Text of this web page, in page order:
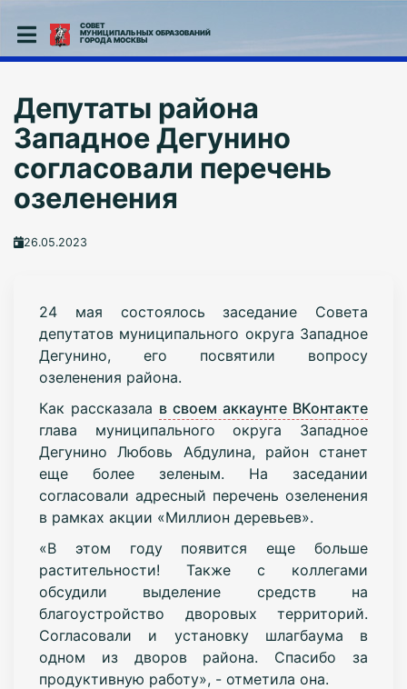
СОВЕТ
МУНИЦИПАЛЬНЫХ ОБРАЗОВАНИЙ
ГОРОДА МОСКВЫ
Депутаты района
Западное Дегунино
согласовали перечень
озеленения
26.05.2023
24 мая состоялось заседание Совета
депутатов муниципального округа Западное
Дегунино, его посвятили вопросу
озеленения района.
Как рассказала в своем аккаунте ВКонтакте
глава муниципального округа Западное
Дегунино Любовь Абдулина, район станет
еще более зеленым. На заседании
согласовали адресный перечень озеленения
в рамках акции «Миллион деревьев».
«В этом году появится еще больше
растительности! Также с коллегами
обсудили выделение средств на
благоустройство дворовых территорий.
Согласовали и установку шлагбаума в
одном из дворов района. Спасибо за
продуктивную работу», - отметила она.